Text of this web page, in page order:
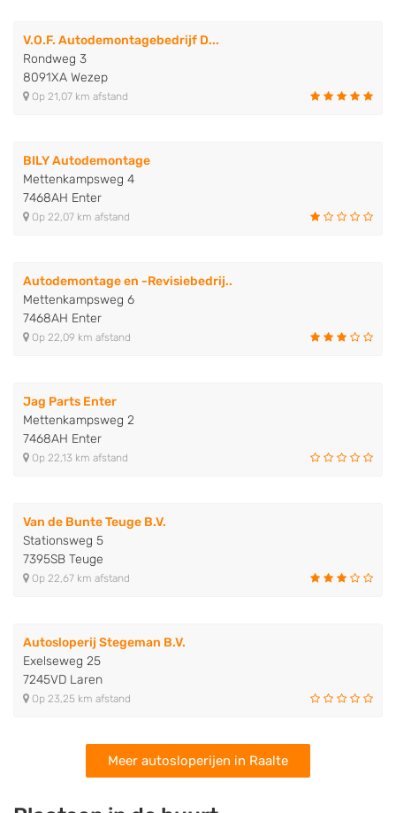
V.O.F. Autodemontagebedrijf D...
Rondweg 3
8091XA Wezep
Op 21,07 km afstand
BILY Autodemontage
Mettenkampsweg 4
7468AH Enter
Op 22,07 km afstand
Autodemontage en -Revisiebedrij..
Mettenkampsweg 6
7468AH Enter
Op 22,09 km afstand
Jag Parts Enter
Mettenkampsweg 2
7468AH Enter
Op 22,13 km afstand
Van de Bunte Teuge B.V.
Stationsweg 5
7395SB Teuge
Op 22,67 km afstand
Autosloperij Stegeman B.V.
Exelseweg 25
7245VD Laren
Op 23,25 km afstand
Meer autosloperijen in Raalte